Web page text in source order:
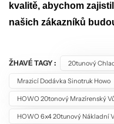
kvalitě, abychom
našich zákazníků
ŽHAVÉ TAGY : 20tunový
Mrazicí Dodávka Sinotruk Howo
HOWO 20tonový Mrazírenský
HOWO 6x4 20tunový Nákladní